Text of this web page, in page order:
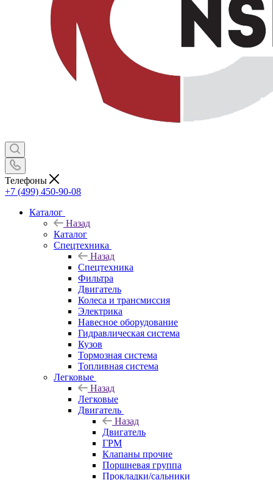
Телефоны
+7 (499) 450-90-08
Каталог
Назад
Каталог
Спецтехника
Назад
Спецтехника
Фильтра
Двигатель
Колеса и трансмиссия
Электрика
Навесное оборудование
Гидравлическая система
Кузов
Тормозная система
Топливная система
Легковые
Назад
Легковые
Двигатель
Назад
Двигатель
ГРМ
Клапаны прочие
Поршневая группа
Прокладки/сальники